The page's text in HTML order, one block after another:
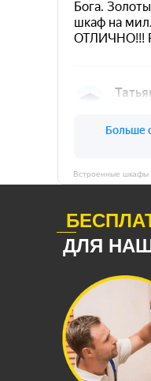
Встроенные шкафы
ДЛЯ